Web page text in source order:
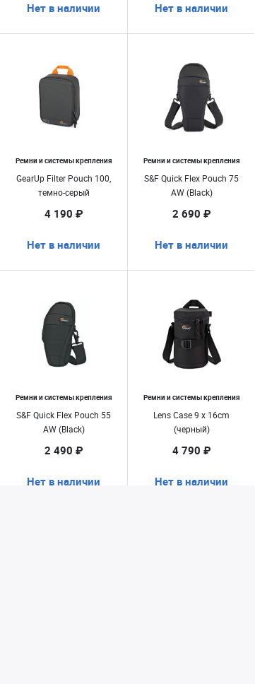
Нет в наличии Нет в наличии
Ремни и системы крепления
GearUp Filter Pouch 100,
темно-серый
4 190 ₽
Нет в наличии
Ремни и системы крепления
S&F Quick Flex Pouch 75
AW (Black)
2 690 ₽
Нет в наличии
Ремни и системы крепления
S&F Quick Flex Pouch 55
AW (Black)
2 490 ₽
Нет в наличии
Ремни и системы крепления
Lens Case 9 x 16cm
(черный)
4 790 ₽
Нет в наличии